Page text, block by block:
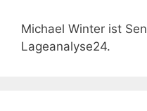
Michael Winter ist
Lageanalyse24.